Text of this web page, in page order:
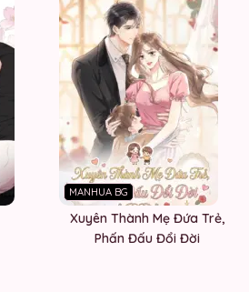
MANHUA BG
Xuyên Thành Mẹ Đứa Trẻ,
Phấn Đấu Đổi Đời